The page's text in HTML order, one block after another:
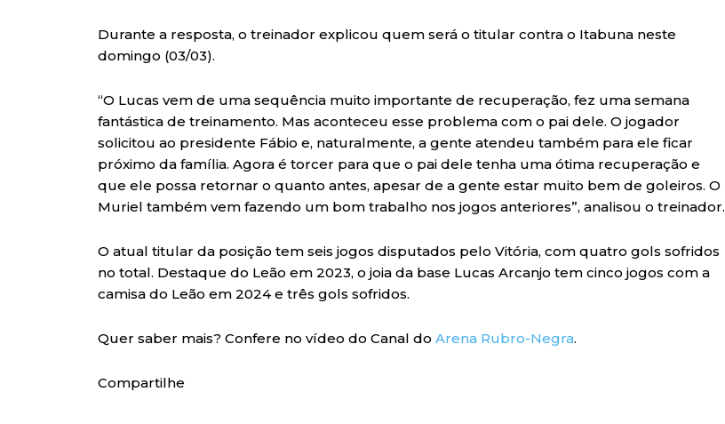
Durante a resposta, o treinador explicou quem será o titular contra o Itabuna neste
domingo (03/03).
“O Lucas vem de uma sequência muito importante de recuperação, fez uma semana
fantástica de treinamento. Mas aconteceu esse problema com o pai dele. O jogador
solicitou ao presidente Fábio e, naturalmente, a gente atendeu também para ele ficar
próximo da família. Agora é torcer para que o pai dele tenha uma ótima recuperação e
que ele possa retornar o quanto antes, apesar de a gente estar muito bem de goleiros. O
Muriel também vem fazendo um bom trabalho nos jogos anteriores”, analisou o treinador.
O atual titular da posição tem seis jogos disputados pelo Vitória, com quatro gols sofridos
no total. Destaque do Leão em 2023, o joia da base Lucas Arcanjo tem cinco jogos com a
camisa do Leão em 2024 e três gols sofridos.
Quer saber mais? Confere no vídeo do Canal do Arena Rubro-Negra.
Compartilhe